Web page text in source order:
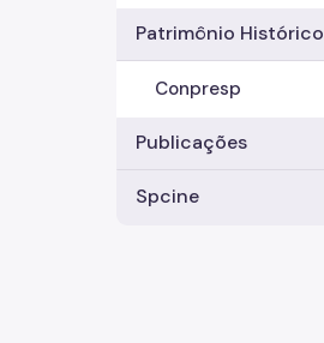
Patrimônio Histórico
Conpresp
Publicações
Spcine